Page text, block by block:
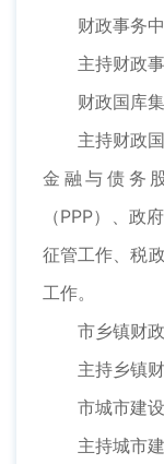
财政事务
主持财政
财政国库
主持财政
金融与债务
（PPP）、政
征管工作、税
工作。
市乡镇财
主持乡镇
市城市建
主持城市